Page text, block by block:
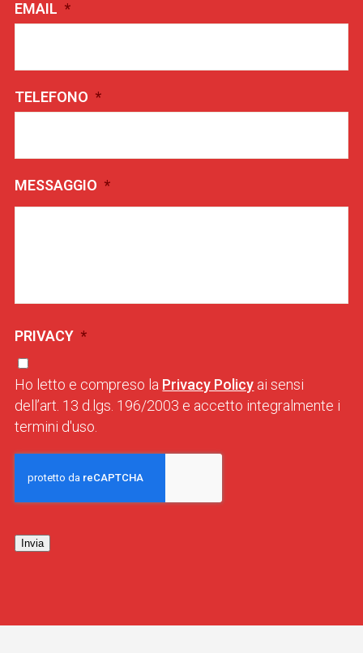
EMAIL *
TELEFONO *
MESSAGGIO *
PRIVACY *
Ho letto e compreso la Privacy Policy ai sensi
dell’art. 13 d.lgs. 196/2003 e accetto integralmente i
termini d'uso.
Invia